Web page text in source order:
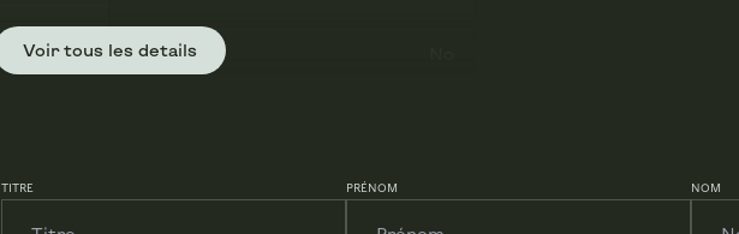
Voir tous les details
TITRE PRÉNOM NOM